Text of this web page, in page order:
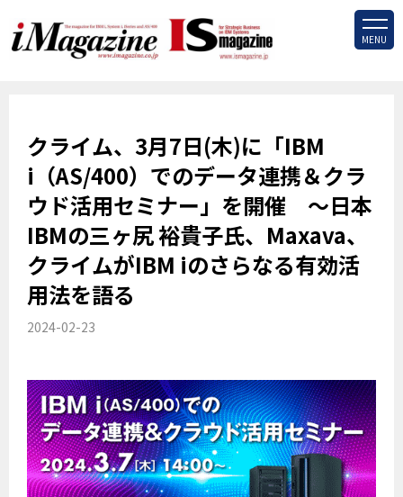
MENU
クライム、3月7日(木)に「IBM
i（AS/400）でのデータ連携＆クラ
ウド活用セミナー」を開催 ～日本
IBMの三ヶ尻 裕貴子氏、Maxava、
クライムがIBM iのさらなる有効活
用法を語る
2024-02-23